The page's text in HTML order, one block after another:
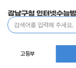
통
합
고등부